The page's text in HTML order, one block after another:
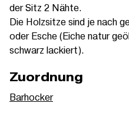
der Sitz 2 Nähte.
Die Holzsitze sind je nach
oder Esche (Eiche natur
schwarz lackiert).
Zuordnung
Barhocker